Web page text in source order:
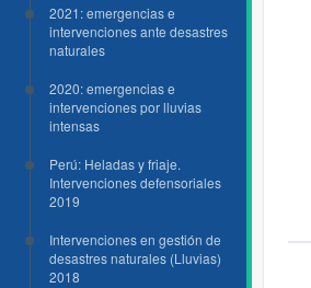
2021: emergencias e
intervenciones ante desastres
naturales
2020: emergencias e
intervenciones por lluvias
intensas
Perú: Heladas y friaje.
Intervenciones defensoriales
2019
Intervenciones en gestión de
desastres naturales (Lluvias)
2018